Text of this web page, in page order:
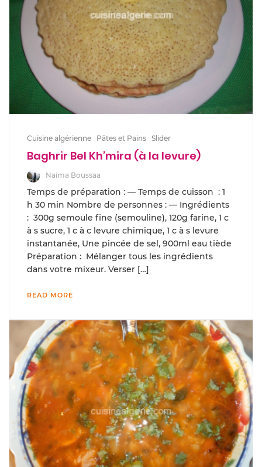
Cuisine algérienne Pâtes et Pains Slider
Baghrir Bel Kh’mira (à la levure)
Naima Boussaa
Temps de préparation : — Temps de cuisson : 1
h 30 min Nombre de personnes : — Ingrédients
: 300g semoule fine (semouline), 120g farine, 1 c
à s sucre, 1 c à c levure chimique, 1 c à s levure
instantanée, Une pincée de sel, 900ml eau tiède
Préparation : Mélanger tous les ingrédients
dans votre mixeur. Verser […]
READ MORE